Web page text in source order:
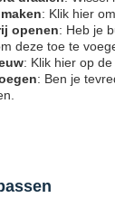
: Klik hier
openen: Heb je
deze toe te
: Klik hier op
: Ben je